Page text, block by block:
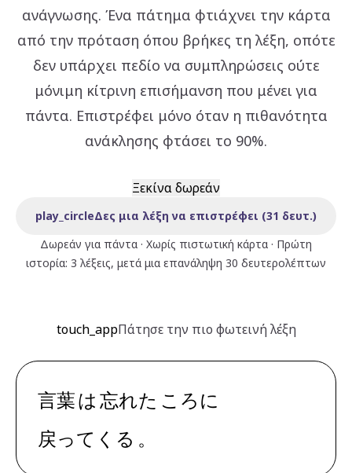
ανάγνωσης. Ένα πάτημα φτιάχνει την κάρτα
από την πρόταση όπου βρήκες τη λέξη, οπότε
δεν υπάρχει πεδίο να συμπληρώσεις ούτε
μόνιμη κίτρινη επισήμανση που μένει για
πάντα. Επιστρέφει μόνο όταν η πιθανότητα
ανάκλησης φτάσει το 90%.
Ξεκίνα δωρεάν
play_circleΔες μια λέξη να επιστρέφει (31 δευτ.)
Δωρεάν για πάντα · Χωρίς πιστωτική κάρτα · Πρώτη
ιστορία: 3 λέξεις, μετά μια επανάληψη 30 δευτερολέπτων
touch_appΠάτησε την πιο φωτεινή λέξη
言葉は忘れた ころに
戻ってくる 。